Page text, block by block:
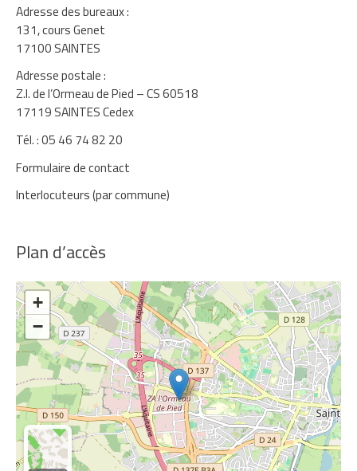
Adresse des bureaux :
131, cours Genet
17100 SAINTES
Adresse postale :
Z.I. de l’Ormeau de Pied – CS 60518
17119 SAINTES Cedex
Tél. : 05 46 74 82 20
Formulaire de contact
Interlocuteurs (par commune)
Plan d’accès
+
−